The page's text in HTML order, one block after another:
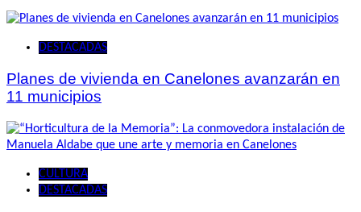
DESTACADAS
Planes de vivienda en Canelones avanzarán en
11 municipios
CULTURA
DESTACADAS